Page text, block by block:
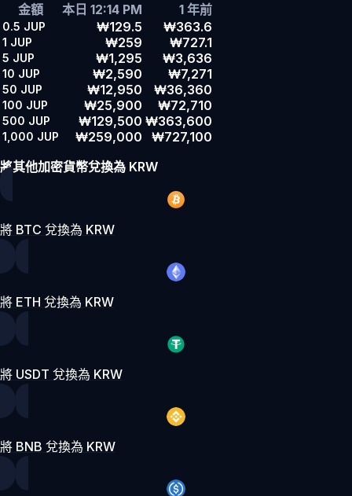
金額
本日 12:14 PM 1 年前
0.5 JUP ₩129.5 ₩363.6
1 JUP ₩259 ₩727.1
5 JUP ₩1,295 ₩3,636
10 JUP ₩2,590 ₩7,271
50 JUP ₩12,950 ₩36,360
100 JUP ₩25,900 ₩72,710
500 JUP ₩129,500 ₩363,600
1,000 JUP ₩259,000
₩727,100
將其他加密貨幣兌換為 KRW
將 BTC 兌換為 KRW
將 ETH 兌換為 KRW
將 USDT 兌換為 KRW
將 BNB 兌換為 KRW